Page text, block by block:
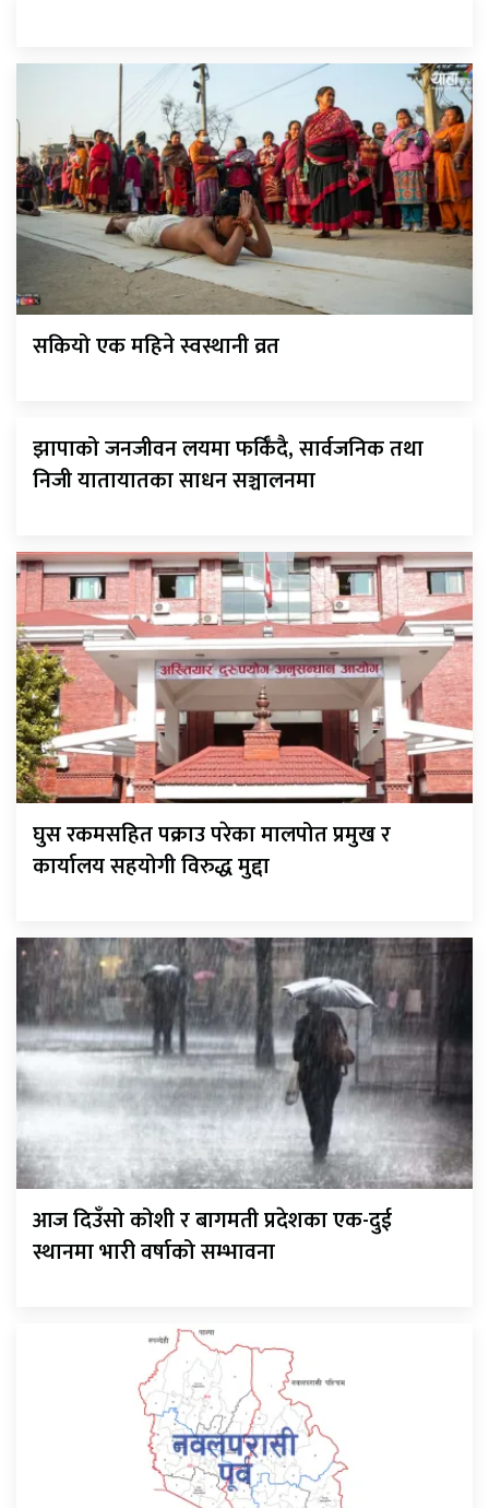
सकियो एक महिने स्वस्थानी व्रत
झापाको जनजीवन लयमा फर्किँदै, सार्वजनिक तथा
निजी यातायातका साधन सञ्चालनमा
घुस रकमसहित पक्राउ परेका मालपोत प्रमुख र
कार्यालय सहयोगी विरुद्ध मुद्दा
आज दिउँसो कोशी र बागमती प्रदेशका एक-दुई
स्थानमा भारी वर्षाको सम्भावना